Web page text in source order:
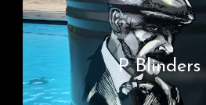
P Blinders